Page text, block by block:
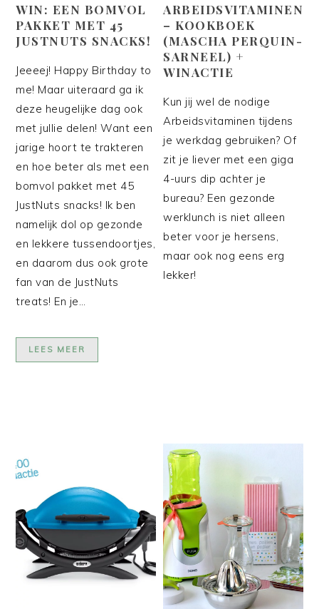
WIN: EEN BOMVOL
PAKKET MET 45
JUSTNUTS SNACKS!
Jeeeej! Happy Birthday to
me! Maar uiteraard ga ik
deze heugelijke dag ook
met jullie delen! Want een
jarige hoort te trakteren
en hoe beter als met een
bomvol pakket met 45
JustNuts snacks! Ik ben
namelijk dol op gezonde
en lekkere tussendoortjes,
en daarom dus ook grote
fan van de JustNuts
treats! En je…
LEES MEER
ARBEIDSVITAMINEN
– KOOKBOEK
(MASCHA PERQUIN-
SARNEEL) +
WINACTIE
Kun jij wel de nodige
Arbeidsvitaminen tijdens
je werkdag gebruiken? Of
zit je liever met een giga
4-uurs dip achter je
bureau? Een gezonde
werklunch is niet alleen
beter voor je hersens,
maar ook nog eens erg
lekker!